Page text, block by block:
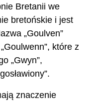
Bretanii we
bretońskie i jest
„Goulven”
które z
„Gwyn”,
znaczenie